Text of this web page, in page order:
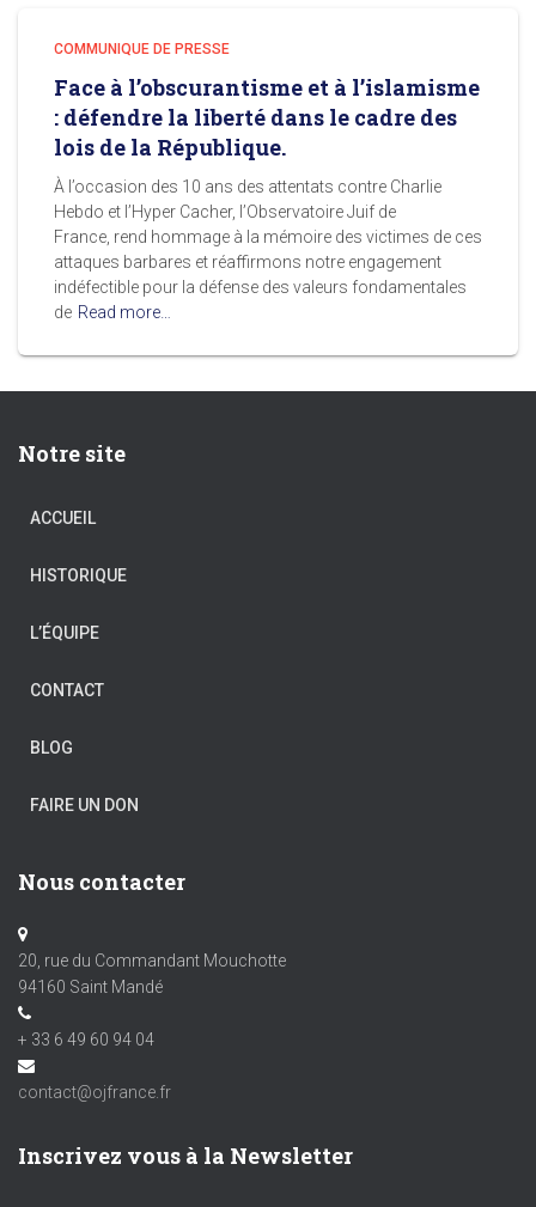
COMMUNIQUE DE PRESSE
Face à l’obscurantisme et à l’islamisme
: défendre la liberté dans le cadre des
lois de la République.
À l’occasion des 10 ans des attentats contre Charlie
Hebdo et l’Hyper Cacher, l’Observatoire Juif de
France, rend hommage à la mémoire des victimes de ces
attaques barbares et réaffirmons notre engagement
indéfectible pour la défense des valeurs fondamentales
de Read more…
Notre site
ACCUEIL
HISTORIQUE
L’ÉQUIPE
CONTACT
BLOG
FAIRE UN DON
Nous contacter
20, rue du Commandant Mouchotte
94160 Saint Mandé
+ 33 6 49 60 94 04
contact@ojfrance.fr
Inscrivez vous à la Newsletter